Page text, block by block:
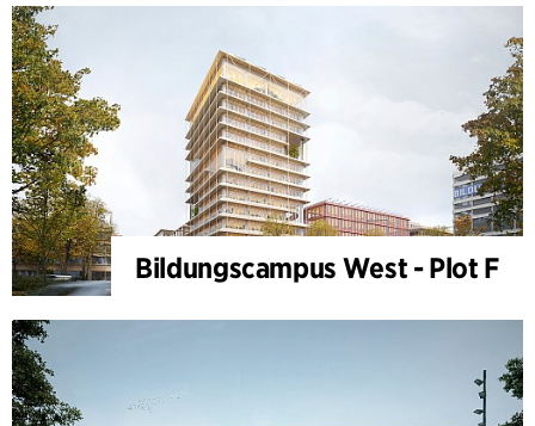
Bildungscampus West - Plot F